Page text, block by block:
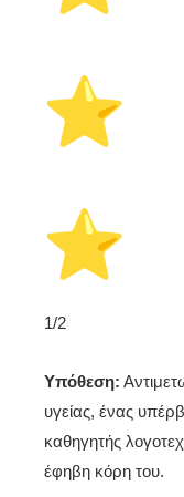
️1/2
Υπόθεση:
υγείας, ένας
καθηγητής
έφηβη κόρη του.